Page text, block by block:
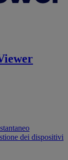
dei dispositivi